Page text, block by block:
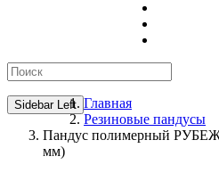
Sidebar Left Главная
Резиновые пандусы
Пандус полимерный РУБЕЖ
мм)